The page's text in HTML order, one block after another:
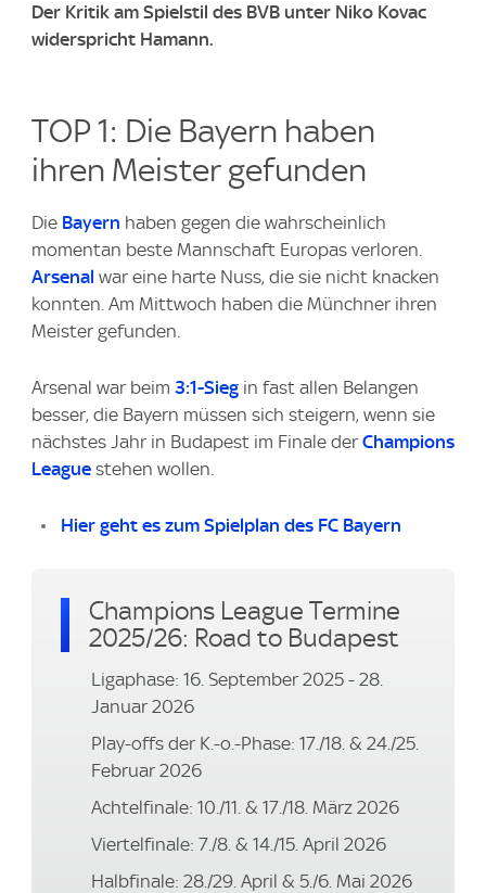
Der Kritik am Spielstil des BVB unter Niko Kovac
widerspricht Hamann.
TOP 1: Die Bayern haben
ihren Meister gefunden
Die Bayern haben gegen die wahrscheinlich
momentan beste Mannschaft Europas verloren.
Arsenal war eine harte Nuss, die sie nicht knacken
konnten. Am Mittwoch haben die Münchner ihren
Meister gefunden.
Arsenal war beim 3:1-Sieg in fast allen Belangen
besser, die Bayern müssen sich steigern, wenn sie
nächstes Jahr in Budapest im Finale der Champions
League stehen wollen.
Hier geht es zum Spielplan des FC Bayern
Champions League Termine
2025/26: Road to Budapest
Ligaphase: 16. September 2025 - 28.
Januar 2026
Play-offs der K.-o.-Phase: 17./18. & 24./25.
Februar 2026
Achtelfinale: 10./11. & 17./18. März 2026
Viertelfinale: 7./8. & 14./15. April 2026
Halbfinale: 28./29. April & 5./6. Mai 2026